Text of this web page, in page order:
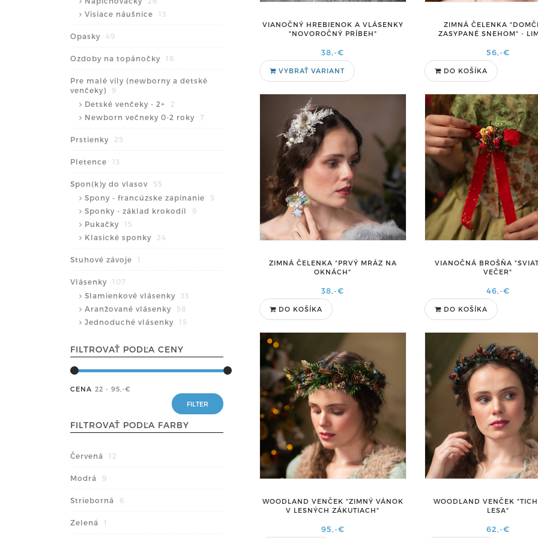
Visiace náušnice
13
Opasky 49
Ozdoby na topánočky 18
Pre malé víly (newborny a detské
venčeky)
9
Detské venčeky - 2+
2
Newborn večneky 0-2 roky
7
Prstienky 25
Pletence 13
Spon(k)y do vlasov
55
Spony - francúzske zapínanie
5
Sponky - základ krokodíl
9
Pukačky
15
Klasické sponky
24
Stuhové závoje 1
Vlásenky
107
Slamienkové vlásenky
33
Aranžované vlásenky
58
Jednoduché vlásenky
15
FILTROVAŤ PODĽA CENY
CENA 22 - 95 ,-€
FILTROVAŤ PODĽA FARBY
Červená 12
Modrá 9
Strieborná 6
Zelená 1
VIANOČNÝ HREBIENOK A VLÁSENKY
"NOVOROČNÝ PRÍBEH"
38,-€
VYBRAŤ VARIANT
ZIMNÁ ČELENKA
ZASYPANÉ SNEHOM" -
56,-€
DO KOŠÍKA
ZIMNÁ ČELENKA "PRVÝ MRÁZ NA
OKNÁCH"
38,-€
DO KOŠÍKA
VIANOČNÁ BROŠŇA
VEČER"
46,-€
DO KOŠÍKA
WOODLAND VENČEK "ZIMNÝ VÁNOK
V LESNÝCH ZÁKUTIACH"
95,-€
WOODLAND VENČEK
LESA"
62,-€